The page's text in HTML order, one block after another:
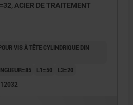
ACIER DE TRAITEMENT
VIS À TÊTE CYLINDRIQUE DIN
L1=50 L3=20